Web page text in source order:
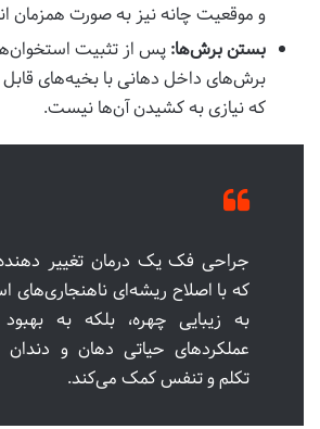
و موقعیت چانه نیز به صورت همزمان
بستن برش‌ها: پس از تثبیت
برش‌های داخل دهانی با بخیه‌های
که نیازی به کشیدن آن‌ها نیست.
جراحی فک یک درمان تغییر
که با اصلاح ریشه‌ای ناهنجاری‌های
به زیبایی چهره، بلکه به
عملکردهای حیاتی دهان و دندان
تکلم و تنفس کمک می‌کند.